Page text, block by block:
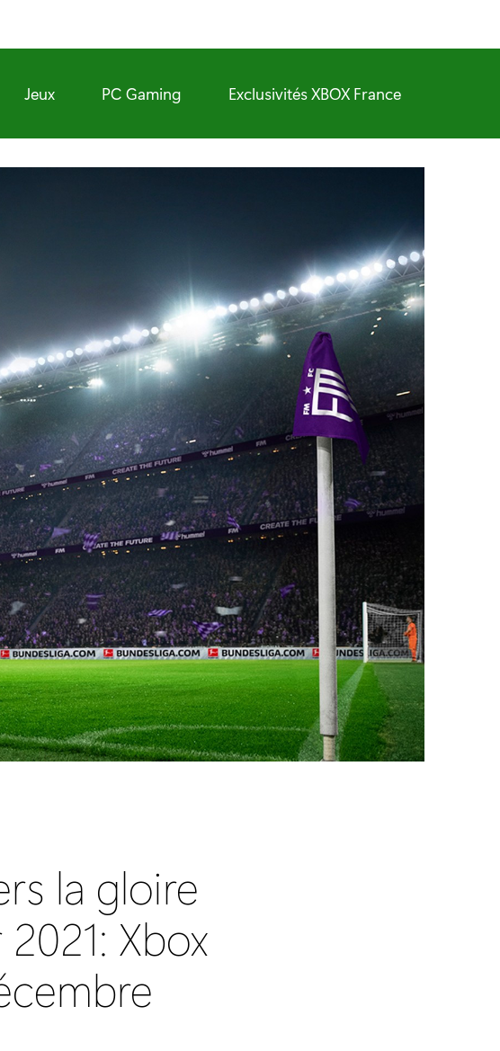
Jeux PC Gaming Exclusivités XBOX France
la gloire
Xbox